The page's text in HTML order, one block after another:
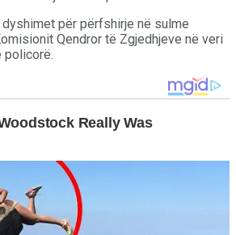
dyshimet për përfshirje në sulme
Qendror të Zgjedhjeve në veri
policorë.